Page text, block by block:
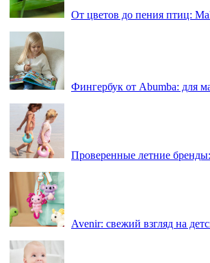
От цветов до пения птиц:
Фингербук от Abumba: для
Проверенные летние
Avenir: свежий взгляд на